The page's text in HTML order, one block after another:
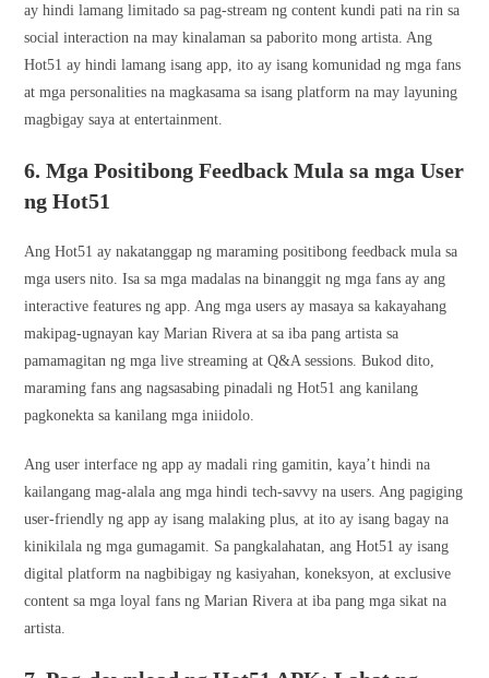
ay hindi lamang limitado sa pag-stream ng content kundi pati na rin sa
social interaction na may kinalaman sa paborito mong artista. Ang
Hot51 ay hindi lamang isang app, ito ay isang komunidad ng mga fans
at mga personalities na magkasama sa isang platform na may layuning
magbigay saya at entertainment.
6. Mga Positibong Feedback Mula sa mga User
ng Hot51
Ang Hot51 ay nakatanggap ng maraming positibong feedback mula sa
mga users nito. Isa sa mga madalas na binanggit ng mga fans ay ang
interactive features ng app. Ang mga users ay masaya sa kakayahang
makipag-ugnayan kay Marian Rivera at sa iba pang artista sa
pamamagitan ng mga live streaming at Q&A sessions. Bukod dito,
maraming fans ang nagsasabing pinadali ng Hot51 ang kanilang
pagkonekta sa kanilang mga iniidolo.
Ang user interface ng app ay madali ring gamitin, kaya’t hindi na
kailangang mag-alala ang mga hindi tech-savvy na users. Ang pagiging
user-friendly ng app ay isang malaking plus, at ito ay isang bagay na
kinikilala ng mga gumagamit. Sa pangkalahatan, ang Hot51 ay isang
digital platform na nagbibigay ng kasiyahan, koneksyon, at exclusive
content sa mga loyal fans ng Marian Rivera at iba pang mga sikat na
artista.